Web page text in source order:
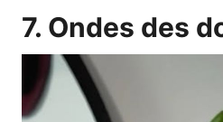
7. Ondes des